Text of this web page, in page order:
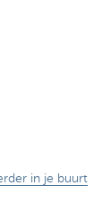
in je buurt